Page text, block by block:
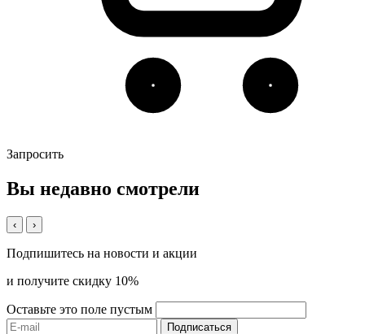
Запросить
Вы недавно смотрели
‹ ›
Подпишитесь на новости и акции
и получите скидку 10%
Оставьте это поле пустым
Подписаться